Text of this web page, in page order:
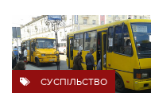
СУСПІЛЬСТВО